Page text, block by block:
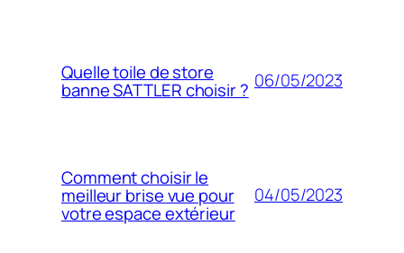
Quelle toile de store
banne SATTLER choisir ? 06/05/2023
Comment choisir le
meilleur brise vue pour
votre espace extérieur
04/05/2023